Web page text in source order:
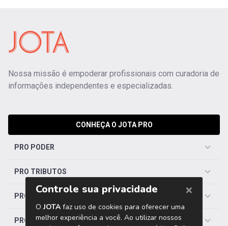
Nossa missão é empoderar profissionais com curadoria de
informações independentes e especializadas.
CONHEÇA O JOTA PRO
PRO PODER
PRO TRIBUTOS
PRO TRABALHISTA
PRO SAÚDE